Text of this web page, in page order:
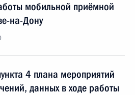
мобильной приёмной
на-Дону
4 плана мероприятий
данных в ходе работы